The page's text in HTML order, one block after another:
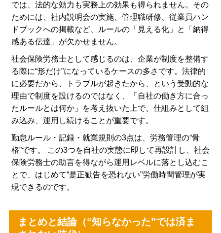
では、法的な効力も実務上の効果も得られません。その
ためには、社内説明会の実施、管理職研修、従業員ハン
ドブックへの掲載など、ルールの「見える化」と「納得
感ある伝達」が欠かせません。
社会保険労務士として感じるのは、企業が制度を整備す
る際に“形だけ”になっているケースの多さです。法律的
に必要だから、トラブルが起きたから、という受動的な
理由で制度を設けるのではなく、「自社の働き方に合っ
たルールとは何か」を考え抜いた上で、仕組みとして組
み込み、運用し続けることが重要です。
勤怠ルール・記録・就業規則の3点は、労務管理の“骨
格”です。 この3つを自社の実態に即して再設計し、社会
保険労務士の助言を得ながら運用レベルに落とし込むこ
とで、はじめて“是正勧告を恐れない”労働時間管理が実
現できるのです。
まとめと結論（“知らなかった”では済ま